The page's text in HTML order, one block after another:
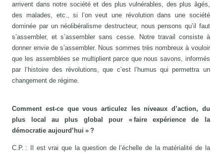
arrivent dans notre société et des plus vulnérables, des plus âgés,
des malades, etc., si l’on veut une révolution dans une société
dominée par un néolibéralisme destructeur, nous pensons qu’il faut
s’assembler, et s’assembler sans cesse. Notre travail consiste à
donner envie de s’assembler. Nous sommes très nombreux à vouloir
que les assemblées se multiplient parce que nous savons, informés
par l’histoire des révolutions, que c’est l’humus qui permettra un
changement de régime.
Comment est-ce que vous articulez les niveaux d’action, du
plus local au plus global pour « faire expérience de la
démocratie aujourd’hui » ?
C.P. : Il est vrai que la question de l’échelle de la matérialité de la